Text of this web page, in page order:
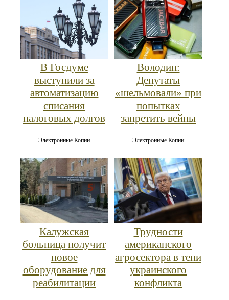
В Госдуме
выступили за
автоматизацию
списания
налоговых долгов
Электронные Копии
Володин:
Депутаты
«шельмовали» при
попытках
запретить вейпы
Электронные Копии
Калужская
больница получит
новое
оборудование для
реабилитации
Трудности
американского
агросектора в тени
украинского
конфликта